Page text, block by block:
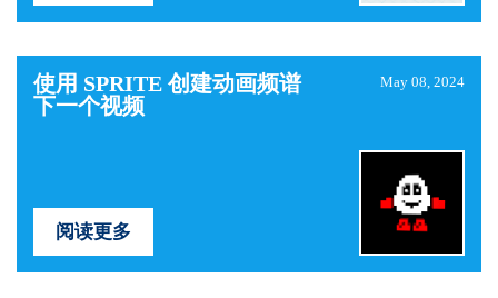
使用 SPRITE 创建动画频谱
下一个视频
May 08, 2024
阅读更多